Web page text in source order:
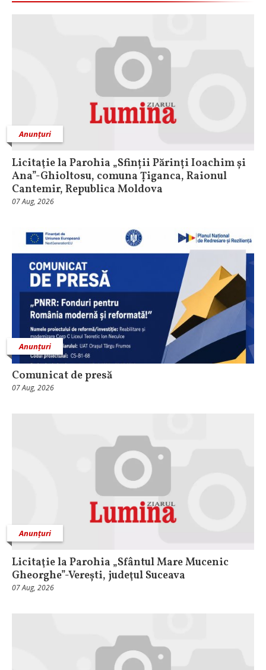
Anunțuri
Licitaţie la Parohia „Sfinții Părinți Ioachim și
Ana”-Ghioltosu, comuna Țiganca, Raionul
Cantemir, Republica Moldova
07 Aug, 2026
Anunțuri
Comunicat de presă
07 Aug, 2026
Anunțuri
Licitaţie la Parohia „Sfântul Mare Mucenic
Gheorghe”-Verești, judeţul Suceava
07 Aug, 2026